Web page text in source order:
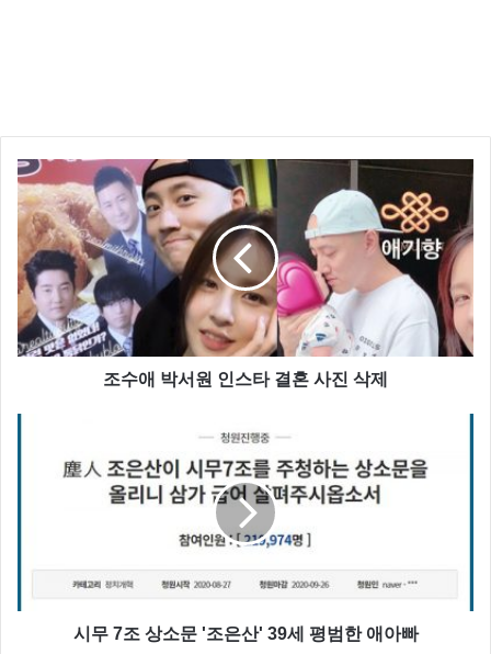
학교폭력 글 이후 NC 김유성 1차 지명
24일 NC 다이노스는 신인 1차 지명으로 김해고의 우완
투수 김유성을 선발 했습니다.
1차 지명 후 학교폭력 논란이 계속되자 NC는 자체 조사
에 들어 갔는데요
NC는 25일 입장문에서 2017년 7월 김유성이 내동중 학
조수애 박서원 인스타 결혼 사진 삭제
시무 7조 상소문 '조은산' 39세 평범한 애아빠